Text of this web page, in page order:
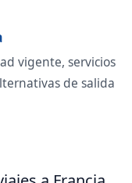
vigente, servicios
de salida